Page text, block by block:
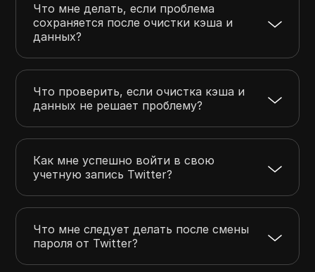
Что мне делать, если проблема
сохраняется после очистки кэша и
данных?
Что проверить, если очистка кэша и
данных не решает проблему?
Как мне успешно войти в свою
учетную запись Twitter?
Что мне следует делать после смены
пароля от Twitter?